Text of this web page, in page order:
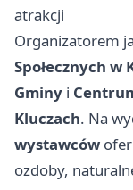
atrakcji
Organizatorem
Społecznych w
Gminy i
Kluczach. Na
wystawców
ozdoby,